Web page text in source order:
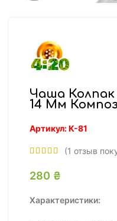
Чаша
14 Мм
Артикул:К-81
(1 отзыв
280 ₴
Характеристики: